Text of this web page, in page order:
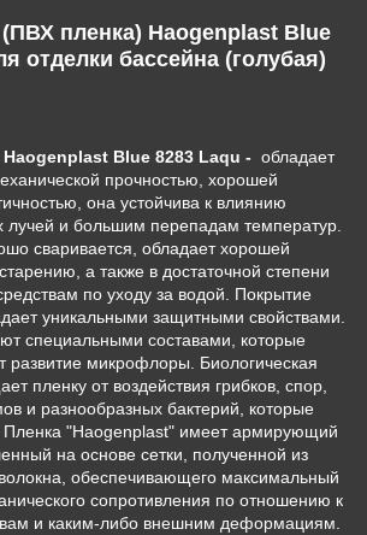
пленка) Haogenplast Blue
отделки бассейна (голубая)
Haogenplast Blue 8283 Laqu - обладает
прочностью, хорошей
она устойчива к влиянию
лучей и большим перепадам температур.
сваривается, обладает хорошей
а также в достаточной степени
по уходу за водой. Покрытие
уникальными защитными свойствами.
специальными составами, которые
развитие микрофлоры. Биологическая
пленку от воздействия грибков, спор,
и разнообразных бактерий, которые
Пленка "Haogenplast" имеет армирующий
на основе сетки, полученной из
обеспечивающего максимальный
сопротивления по отношению к
и каким-либо внешним деформациям.